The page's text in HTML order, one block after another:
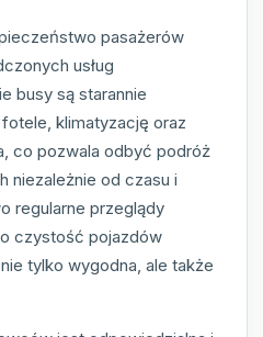
pasażerów
usług
busy są starannie
klimatyzację oraz
co pozwala odbyć podróż
niezależnie od czasu i
regularne przeglądy
czystość pojazdów
tylko wygodna, ale także